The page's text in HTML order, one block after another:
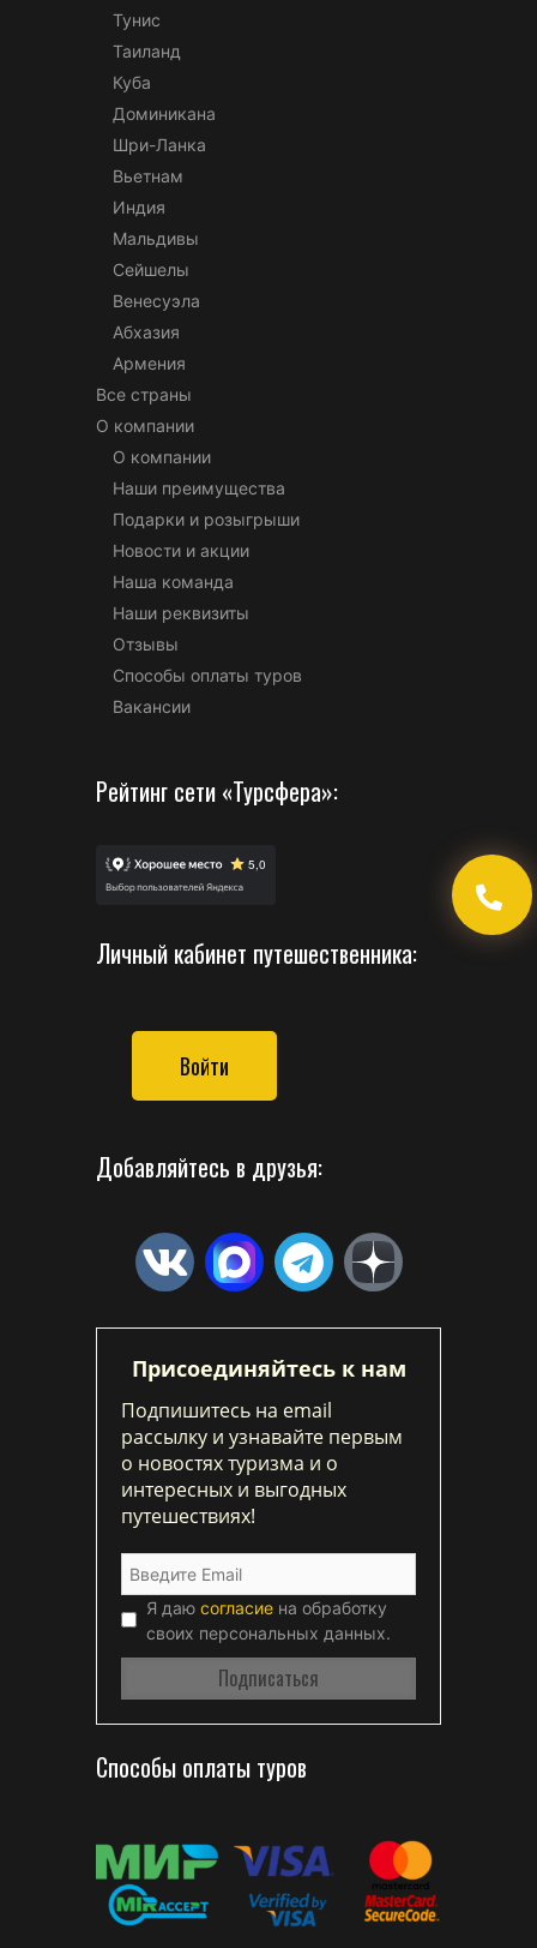
Тунис
Таиланд
Куба
Доминикана
Шри-Ланка
Вьетнам
Индия
Мальдивы
Сейшелы
Венесуэла
Абхазия
Армения
Все страны
О компании
О компании
Наши преимущества
Подарки и розыгрыши
Новости и акции
Наша команда
Наши реквизиты
Отзывы
Способы оплаты туров
Вакансии
Рейтинг сети «Турсфера»:
Личный кабинет путешественника:
Войти
Добавляйтесь в друзья:
Присоединяйтесь к нам
Подпишитесь на email
рассылку и узнавайте первым
о новостях туризма и о
интересных и выгодных
путешествиях!
Я даю согласие на обработку
своих персональных данных.
Способы оплаты туров